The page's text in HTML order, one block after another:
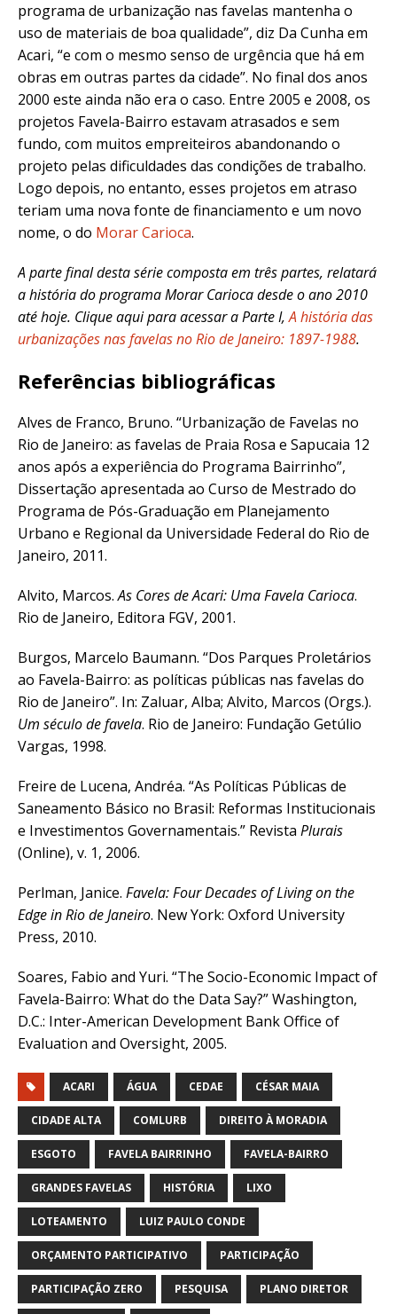
programa de urbanização nas favelas mantenha o
uso de materiais de boa qualidade”, diz Da Cunha em
Acari, “e com o mesmo senso de urgência que há em
obras em outras partes da cidade”. No final dos anos
2000 este ainda não era o caso. Entre 2005 e 2008, os
projetos Favela-Bairro estavam atrasados e sem
fundo, com muitos empreiteiros abandonando o
projeto pelas dificuldades das condições de trabalho.
Logo depois, no entanto, esses projetos em atraso
teriam uma nova fonte de financiamento e um novo
nome, o do Morar Carioca.
A parte final desta série composta em três partes, relatará
a história do programa Morar Carioca desde o ano 2010
até hoje. Clique aqui para acessar a Parte I,A história das
urbanizações nas favelas no Rio de Janeiro: 1897-1988.
Referências bibliográficas
Alves de Franco, Bruno. “Urbanização de Favelas no
Rio de Janeiro: as favelas de Praia Rosa e Sapucaia 12
anos após a experiência do Programa Bairrinho”,
Dissertação apresentada ao Curso de Mestrado do
Programa de Pós-Graduação em Planejamento
Urbano e Regional da Universidade Federal do Rio de
Janeiro, 2011.
Alvito, Marcos.As Cores de Acari: Uma Favela Carioca.
Rio de Janeiro, Editora FGV, 2001.
Burgos, Marcelo Baumann. “Dos Parques Proletários
ao Favela-Bairro: as políticas públicas nas favelas do
Rio de Janeiro”. In: Zaluar, Alba; Alvito, Marcos (Orgs.).
Um século de favela. Rio de Janeiro: Fundação Getúlio
Vargas, 1998.
Freire de Lucena, Andréa. “As Políticas Públicas de
Saneamento Básico no Brasil: Reformas Institucionais
e Investimentos Governamentais.” Revista Plurais
(Online), v. 1, 2006.
Perlman, Janice. Favela: Four Decades of Living on the
Edge in Rio de Janeiro. New York: Oxford University
Press, 2010.
Soares, Fabio and Yuri. “The Socio-Economic Impact of
Favela-Bairro: What do the Data Say?” Washington,
D.C.: Inter-American Development Bank Office of
Evaluation and Oversight, 2005.
ACARI ÁGUA CEDAE CÉSAR MAIA
CIDADE ALTA COMLURB DIREITO À MORADIA
ESGOTO FAVELA BAIRRINHO FAVELA-BAIRRO
GRANDES FAVELAS HISTÓRIA LIXO
LOTEAMENTO LUIZ PAULO CONDE
ORÇAMENTO PARTICIPATIVO PARTICIPAÇÃO
PARTICIPAÇÃO ZERO PESQUISA PLANO DIRETOR